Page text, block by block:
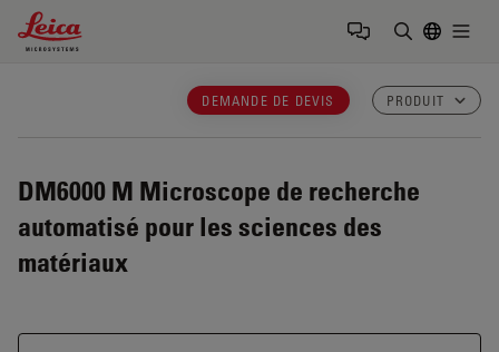
Leica Microsystems Logo
DEMANDE DE DEVIS PRODUIT
DM6000 M Microscope de recherche
automatisé pour les sciences des
matériaux